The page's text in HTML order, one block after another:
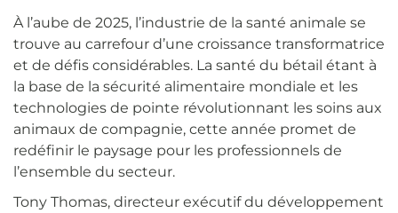
À l’aube de 2025, l’industrie de la santé animale se
trouve au carrefour d’une croissance transformatrice
et de défis considérables. La santé du bétail étant à
la base de la sécurité alimentaire mondiale et les
technologies de pointe révolutionnant les soins aux
animaux de compagnie, cette année promet de
redéfinir le paysage pour les professionnels de
l’ensemble du secteur.
Tony Thomas, directeur exécutif du développement